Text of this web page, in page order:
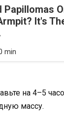
Papillomas
It's
min
на 4–5
массу.